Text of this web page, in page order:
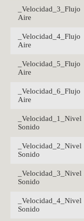
_Velocidad_3_Flujo
Aire
_Velocidad_4_Flujo
Aire
_Velocidad_5_Flujo
Aire
_Velocidad_6_Flujo
Aire
_Velocidad_1_Nivel
Sonido
_Velocidad_2_Nivel
Sonido
_Velocidad_3_Nivel
Sonido
_Velocidad_4_Nivel
Sonido